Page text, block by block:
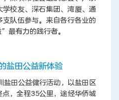
校友、深石集团、湾厦、通
队伍参与。来自各行各业的
最有力的践行者。
盐田公益新体验
田公益健行活动，以盐田区
，全程35公里，途经华侨城